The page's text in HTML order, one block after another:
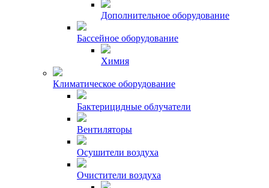
Дополнительное оборудование
Бассейное оборудование
Химия
Климатическое оборудование
Бактерицидные облучатели
Вентиляторы
Осушители воздуха
Очистители воздуха